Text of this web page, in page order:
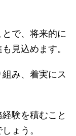
で、将来的に
見込めます。
み、着実にス
験を積むこと
ょう。